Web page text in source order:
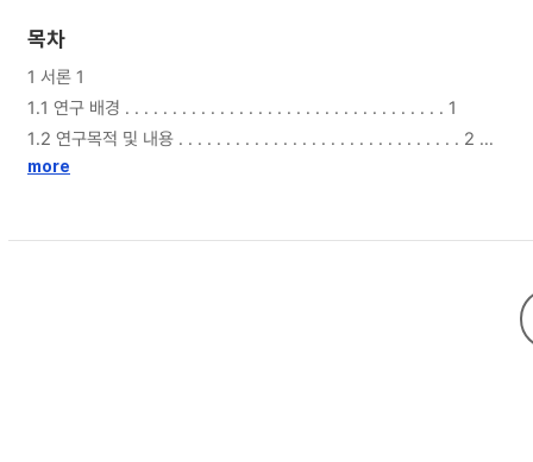
목차
1 서론 1
1.1 연구 배경 . . . . . . . . . . . . . . . . . . . . . . . . . . . . . . . . . . 1
1.2 연구목적 및 내용 . . . . . . . . . . . . . . . . . . . . . . . . . . . . . . 2
1.3 논문 구성 . . . . . . . . . . . . . . . . . . . . . . . . . . . . . . . . . . 3
more